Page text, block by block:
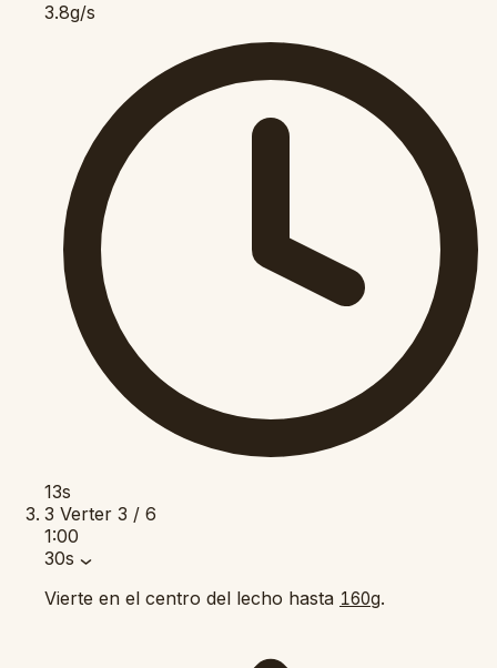
3.8g/s
13s
3 Verter 3 / 6
1:00
30s
Vierte en el centro del lecho hasta 160g.